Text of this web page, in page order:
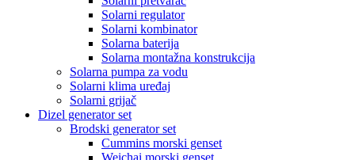
Solarni regulator
Solarni kombinator
Solarna baterija
Solarna montažna konstrukcija
Solarna pumpa za vodu
Solarni klima uređaj
Solarni grijač
Dizel generator set
Brodski generator set
Cummins morski genset
Weichai morski genset